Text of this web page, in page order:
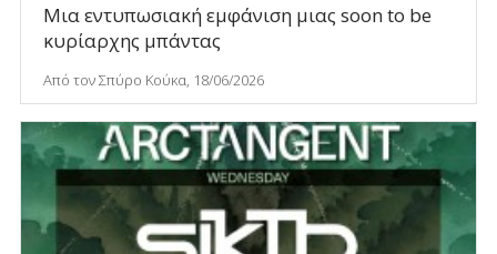
Μια εντυπωσιακή εμφάνιση μιας soon to be
κυρίαρχης μπάντας
Από τον Σπύρο Κούκα, 18/06/2026